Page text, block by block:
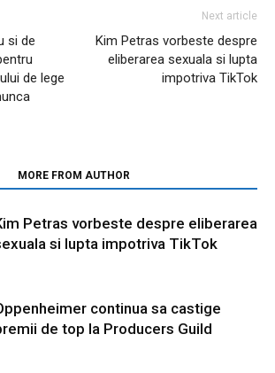
si de
de lege
Next article
Kim Petras vorbeste despre
eliberarea sexuala si lupta
impotriva TikTok
MORE FROM AUTHOR
Petras vorbeste despre eliberarea
si lupta impotriva TikTok
continua sa castige
de top la Producers Guild